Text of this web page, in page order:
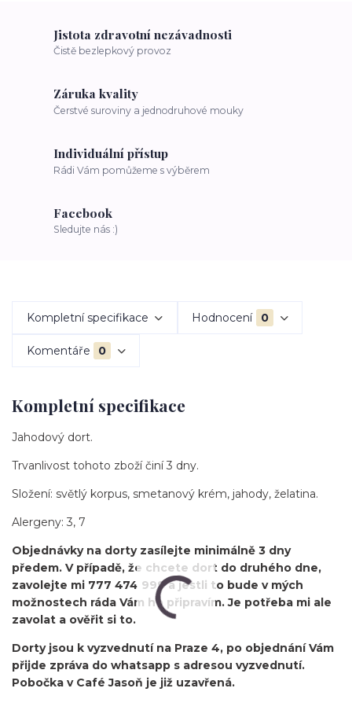
Jistota zdravotní nezávadnosti
Čistě bezlepkový provoz
Záruka kvality
Čerstvé suroviny a jednodruhové mouky
Individuální přístup
Rádi Vám pomůžeme s výběrem
Facebook
Sledujte nás :)
Kompletní specifikace Hodnocení 0
Komentáře 0
Kompletní specifikace
Jahodový dort.
Trvanlivost tohoto zboží činí 3 dny.
Složení: světlý korpus, smetanový krém, jahody, želatina.
Alergeny: 3, 7
Objednávky na dorty zasílejte minimálně 3 dny
předem. V případě, že chcete dort do druhého dne,
zavolejte mi 777 474 999 a jestli to bude v mých
možnostech ráda Vám ho připravím. Je potřeba mi ale
zavolat a ověřit si to.
Dorty jsou k vyzvednutí na Praze 4, po objednání Vám
přijde zpráva do whatsapp s adresou vyzvednutí.
Pobočka v Café Jasoň je již uzavřená.